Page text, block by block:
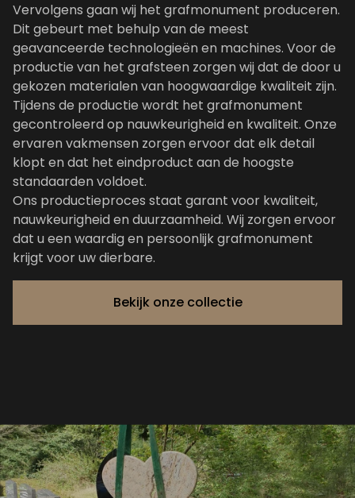
Vervolgens gaan wij het grafmonument produceren.
Dit gebeurt met behulp van de meest
geavanceerde technologieën en machines. Voor de
productie van het grafsteen zorgen wij dat de door u
gekozen materialen van hoogwaardige kwaliteit zijn.
Tijdens de productie wordt het grafmonument
gecontroleerd op nauwkeurigheid en kwaliteit. Onze
ervaren vakmensen zorgen ervoor dat elk detail
klopt en dat het eindproduct aan de hoogste
standaarden voldoet.
Ons productieproces staat garant voor kwaliteit,
nauwkeurigheid en duurzaamheid. Wij zorgen ervoor
dat u een waardig en persoonlijk grafmonument
krijgt voor uw dierbare.
Bekijk onze collectie